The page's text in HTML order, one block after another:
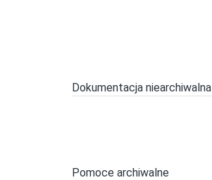
Dokumentacja niearchiwalna
Pomoce archiwalne